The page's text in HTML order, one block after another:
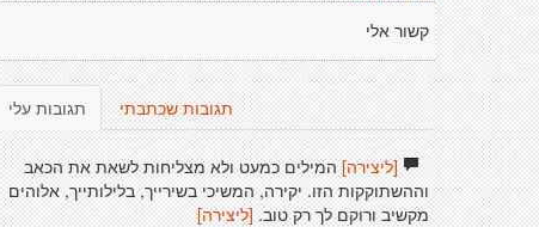
קשור אלי
תגובות עלי תגובות שכתבתי
[ליצירה]המילים כמעט ולא מצליחות לשאת את הכאב
וההשתוקקות הזו. יקירה, המשיכי בשירייך, בלילותייך, אלוהים
מקשיב ורוקם לך רק טוב.[ליצירה]